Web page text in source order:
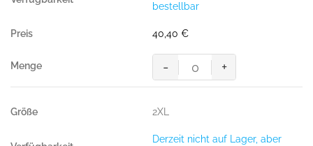
Menge
bestellbar
40,40 €
Women-
Sweatjacke
WEINROT
- +
2XL
Derzeit nicht auf Lager, aber